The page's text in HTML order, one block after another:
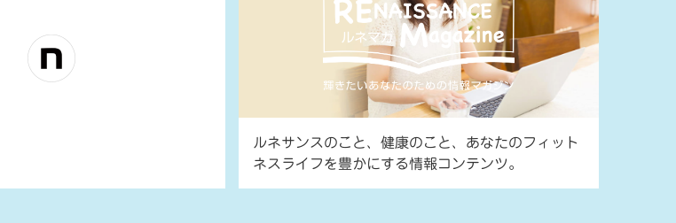
ルネサンスのこと、健康のこと、あなたのフィット
ネスライフを豊かにする情報コンテンツ。